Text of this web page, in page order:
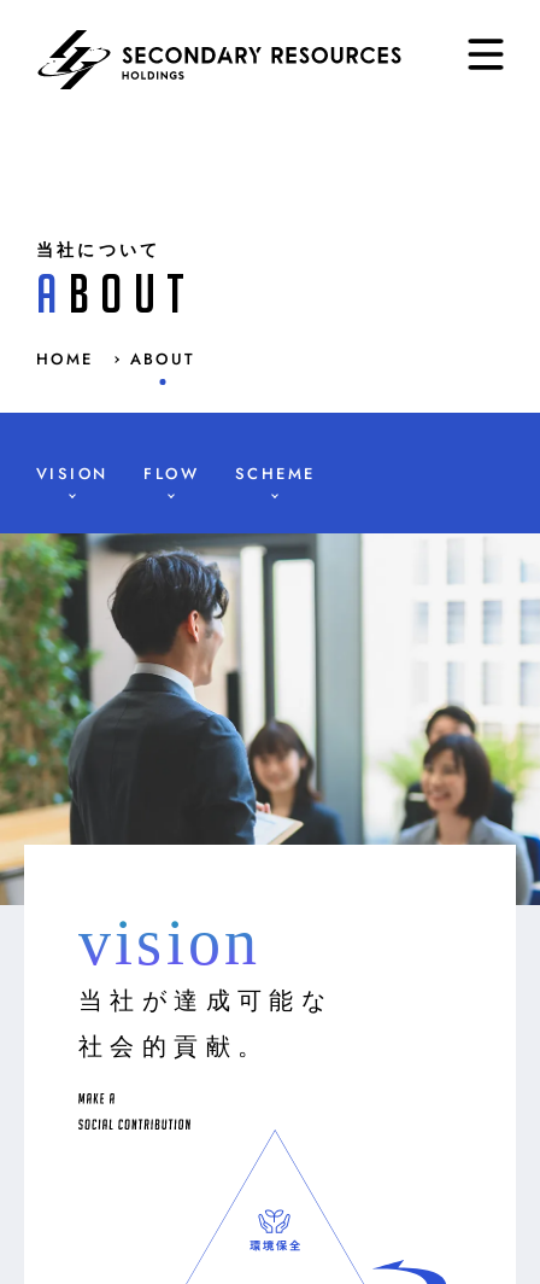
当社について
ABOUT
HOME ABOUT
VISION FLOW SCHEME
vision
当社が達成可能な
社会的貢献。